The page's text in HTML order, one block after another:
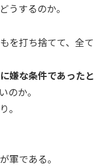
うするのか。
を打ち捨てて、全て
嫌な条件であったと
のか。
。
軍である。